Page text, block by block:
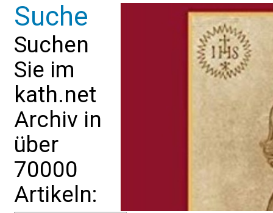
Suche
Suchen
Sie im
kath.net
Archiv in
über
70000
Artikeln: